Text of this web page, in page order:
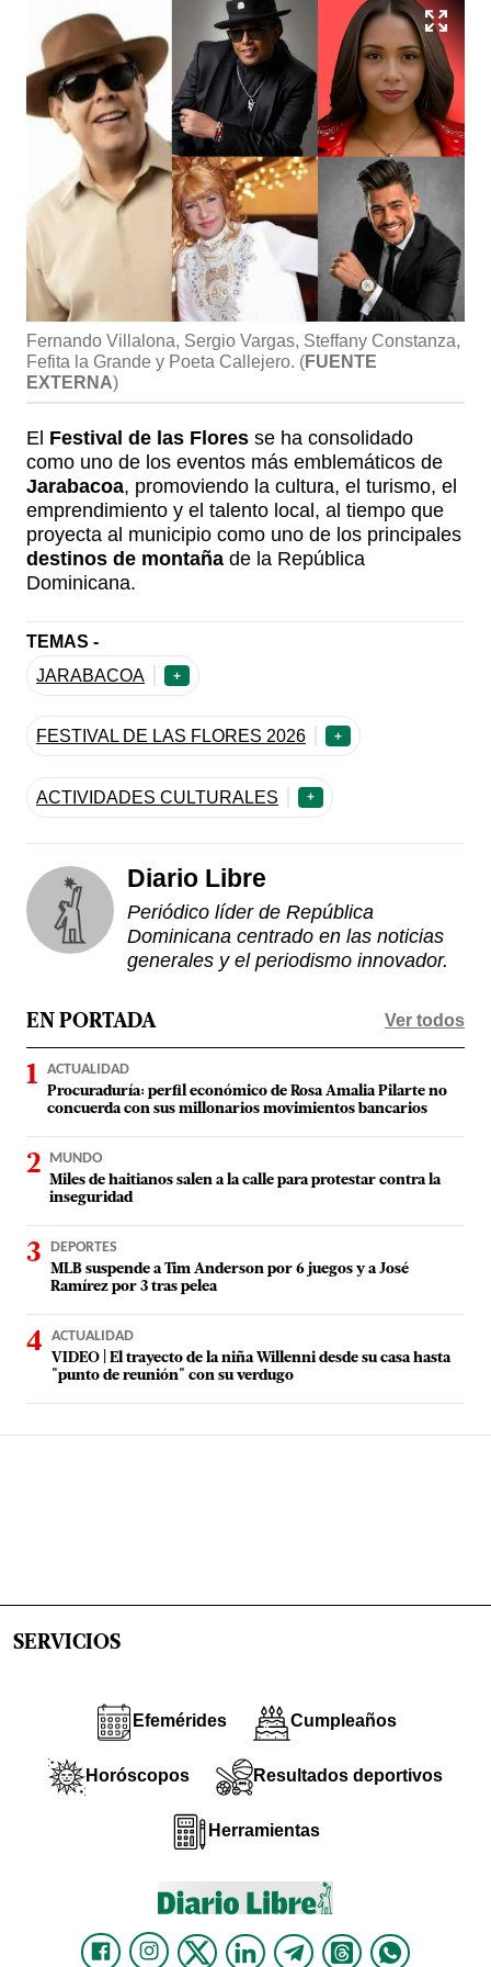
Fernando Villalona, Sergio Vargas, Steffany Constanza,
Fefita la Grande y Poeta Callejero. (FUENTE
EXTERNA)
El Festival de las Flores se ha consolidado
como uno de los eventos más emblemáticos de
Jarabacoa, promoviendo la cultura, el turismo, el
emprendimiento y el talento local, al tiempo que
proyecta al municipio como uno de los principales
destinos de montaña de la República
Dominicana.
TEMAS -
JARABACOA
+
FESTIVAL DE LAS FLORES 2026 +
ACTIVIDADES CULTURALES +
Diario Libre
Periódico líder de República
Dominicana centrado en las noticias
generales y el periodismo innovador.
EN PORTADA Ver todos
ACTUALIDAD
Procuraduría: perfil económico de Rosa Amalia Pilarte no
concuerda con sus millonarios movimientos bancarios
MUNDO
Miles de haitianos salen a la calle para protestar contra la
inseguridad
DEPORTES
MLB suspende a Tim Anderson por 6 juegos y a José
Ramírez por 3 tras pelea
ACTUALIDAD
VIDEO | El trayecto de la niña Willenni desde su casa hasta
"punto de reunión" con su verdugo
SERVICIOS
Efemérides Cumpleaños
Horóscopos Resultados deportivos
Herramientas